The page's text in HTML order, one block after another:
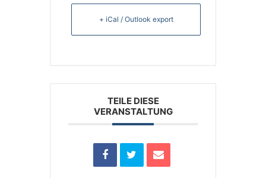
+ iCal / Outlook export
TEILE DIESE
VERANSTALTUNG